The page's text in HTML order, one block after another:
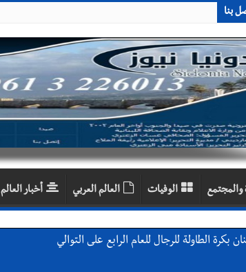
بنا
والمجتمع الوفيات العالم العربي أخبار العالم
الطاولة للرجال للعام الرابع على التوالي